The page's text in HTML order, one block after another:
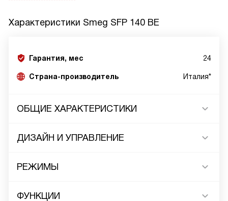
Характеристики Smeg SFP 140 BE
Гарантия, мес 24
Страна-производитель Италия*
ОБЩИЕ ХАРАКТЕРИСТИКИ
ДИЗАЙН И УПРАВЛЕНИЕ
РЕЖИМЫ
ФУНКЦИИ